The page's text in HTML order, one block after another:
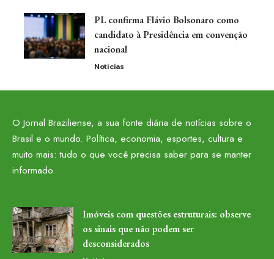
PL confirma Flávio Bolsonaro como
candidato à Presidência em convenção
nacional
Noticias
O Jornal Braziliense, a sua fonte diária de notícias sobre o
Brasil e o mundo. Política, economia, esportes, cultura e
muito mais: tudo o que você precisa saber para se manter
informado.
Imóveis com questões estruturais: observe
os sinais que não podem ser
desconsiderados